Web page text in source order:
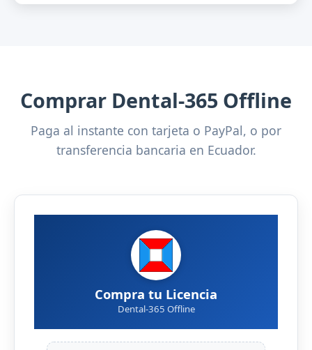
Comprar Dental-365 Offline
Paga al instante con tarjeta o PayPal, o por
transferencia bancaria en Ecuador.
Compra tu Licencia
Dental-365 Offline